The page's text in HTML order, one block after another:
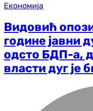
Економија
Видовић
године јавни
одсто БДП-а,
власти дуг је